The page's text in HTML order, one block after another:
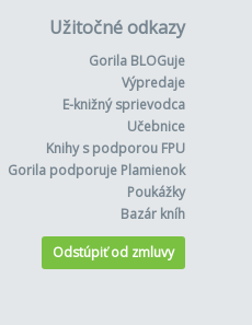
Užitočné odkazy
Gorila BLOGuje
Výpredaje
E-knižný sprievodca
Učebnice
Knihy s podporou FPU
Gorila podporuje Plamienok
Poukážky
Bazár kníh
Odstúpiť od zmluvy